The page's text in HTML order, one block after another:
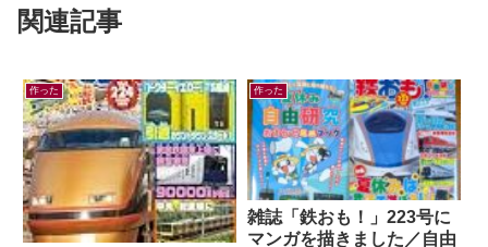
関連記事
作った 作った
雑誌「鉄おも！」223号に
マンガを描きました／自由